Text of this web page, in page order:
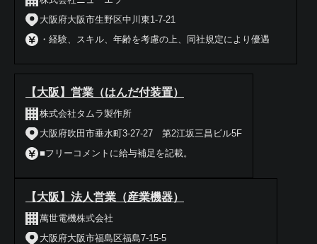
大阪府大阪市生野区中川東1-7-21
・経験、スキル、年齢を考慮の上、同社規定により優遇
【大阪】営業（はんだ付装置）
株式会社タムラ製作所
大阪府吹田市垂水町3-27-27 第2江坂三昌ビル5F
■フリーコメントに給与補足を記載。
【大阪】法人営業（産業機器）
萬世電機株式会社
大阪府大阪市福島区福島7-15-5